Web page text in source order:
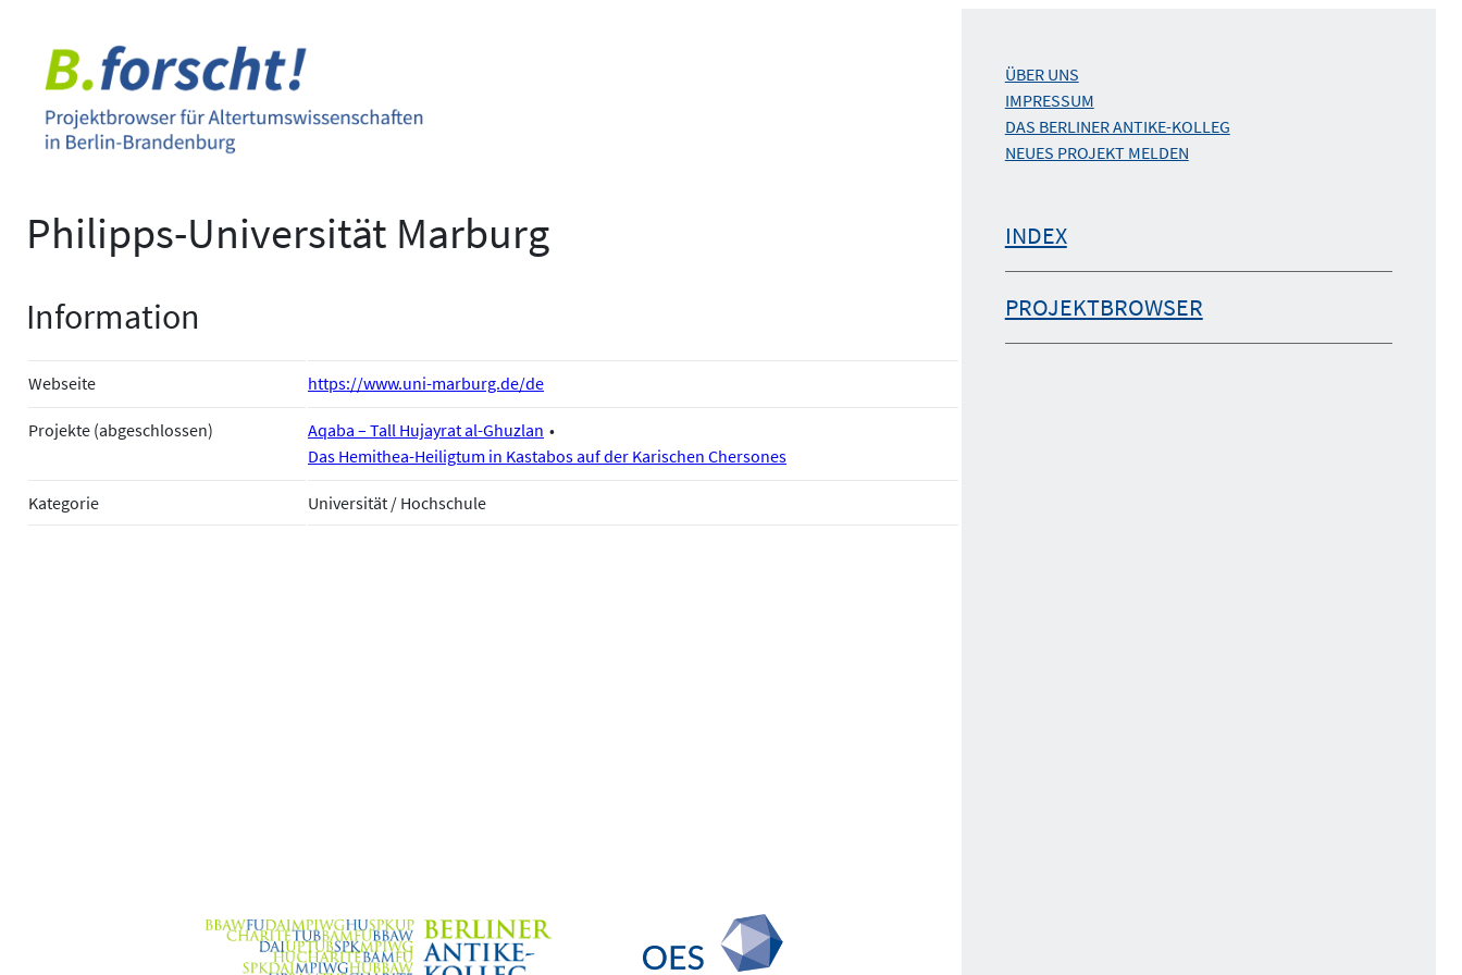
springen
Philipps-Universität Marburg
Information
Webseite https://www.uni-marburg.de/de
Projekte (abgeschlossen)
Aqaba – Tall Hujayrat al-Ghuzlan
Das Hemithea-Heiligtum in Kastabos auf der Karischen Chersones
Kategorie Universität / Hochschule
ÜBER UNS
IMPRESSUM
DAS BERLINER ANTIKE-KOLLEG
NEUES PROJEKT MELDEN
INDEX
PROJEKTBROWSER